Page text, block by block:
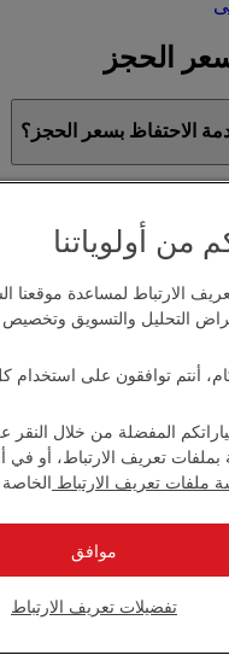
الحجز
الاحتفاظ بسعر الحجز؟
الحجز لمدة 24 ساعة. ويعني هذا
تتأثروا بأي تعديلات على
أي رسوم إضافية
خدمة الاحتفاظ بسعر
خدمة "الاحتفاظ بسعر
استخدام خدمة
أولوياتنا
الارتباط لمساعدة موقعنا
التحليل والتسويق وتخصيص
أنتم توافقون على
المفضلة من خلال النقر
بملفات تعريف الارتباط، أو
ملفات تعريف الارتباط الخاصة
تفضيلات تعريف الارتباط
موافق